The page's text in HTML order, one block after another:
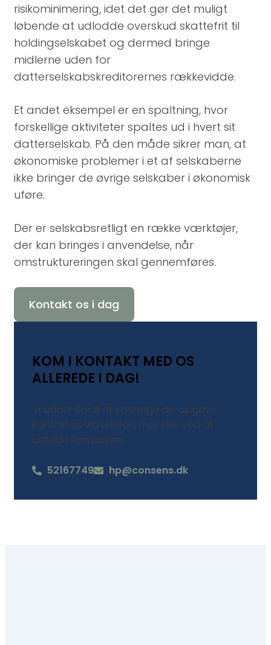
risikominimering, idet det gør det muligt
løbende at udlodde overskud skattefrit til
holdingselskabet og dermed bringe
midlerne uden for
datterselskabskreditorernes rækkevidde.
Et andet eksempel er en spaltning, hvor
forskellige aktiviteter spaltes ud i hvert sit
datterselskab. På den måde sikrer man, at
økonomiske problemer i et af selskaberne
ikke bringer de øvrige selskaber i økonomisk
uføre.
Der er selskabsretligt en række værktøjer,
der kan bringes i anvendelse, når
omstruktureringen skal gennemføres.
Kontakt os i dag
KOM I KONTAKT MED OS
ALLEREDE I DAG!
Vi sidder klar til at varetage din opgave.
Kontakt os via telefon, mail eller ved at
udfylde formularen.
52167749 hp@consens.dk